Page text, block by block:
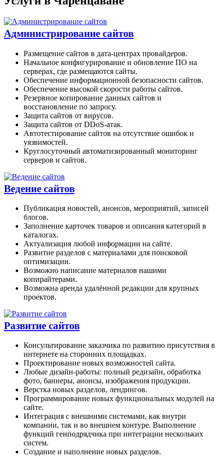
Администрирование сайтов
Размещение сайтов в дата-центрах провайдеров.
Начальное конфигурирование и обновление ПО на
серверах, где размещаются сайты.
Обеспечение информационной безопасности сайтов.
Обеспечение высокой скорости работы сайтов.
Резервное копирование данных сайтов и
восстановление по запросу.
Защита сайтов от вирусов.
Защита сайтов от DDoS-атак.
Автотестирование сайтов на отсутствие ошибок и
уязвимостей.
Круглосуточный автоматизированный мониторинг
серверов и сайтов.
Ведение сайтов
Публикация новостей, анонсов, мероприятий, записей
блогов.
Заполнение карточек товаров и описания категорий в
каталогах.
Актуализация любой информации на сайте.
Развитие разделов с материалами для поисковой
оптимизации.
Возможно написание материалов нашими
копирайтерами.
Возможна аренда удалённой редакции для крупных
проектов.
Развитие сайтов
Консультирование заказчика по развитию присутствия в
интернете на сторонних площадках.
Проектирование новых возможностей сайта.
Любые дизайн-работы: полный редизайн, обработка
фото, баннеры, анонсы, изображения продукции.
Верстка новых разделов, лендингов.
Программирование новых функциональных модулей на
сайте.
Интеграция с внешними системами, как внутри
компании, так и во внешнем контуре. Выполнение
функций генподрядчика при интеграции нескольких
систем.
Создание и наполнение новых разделов.